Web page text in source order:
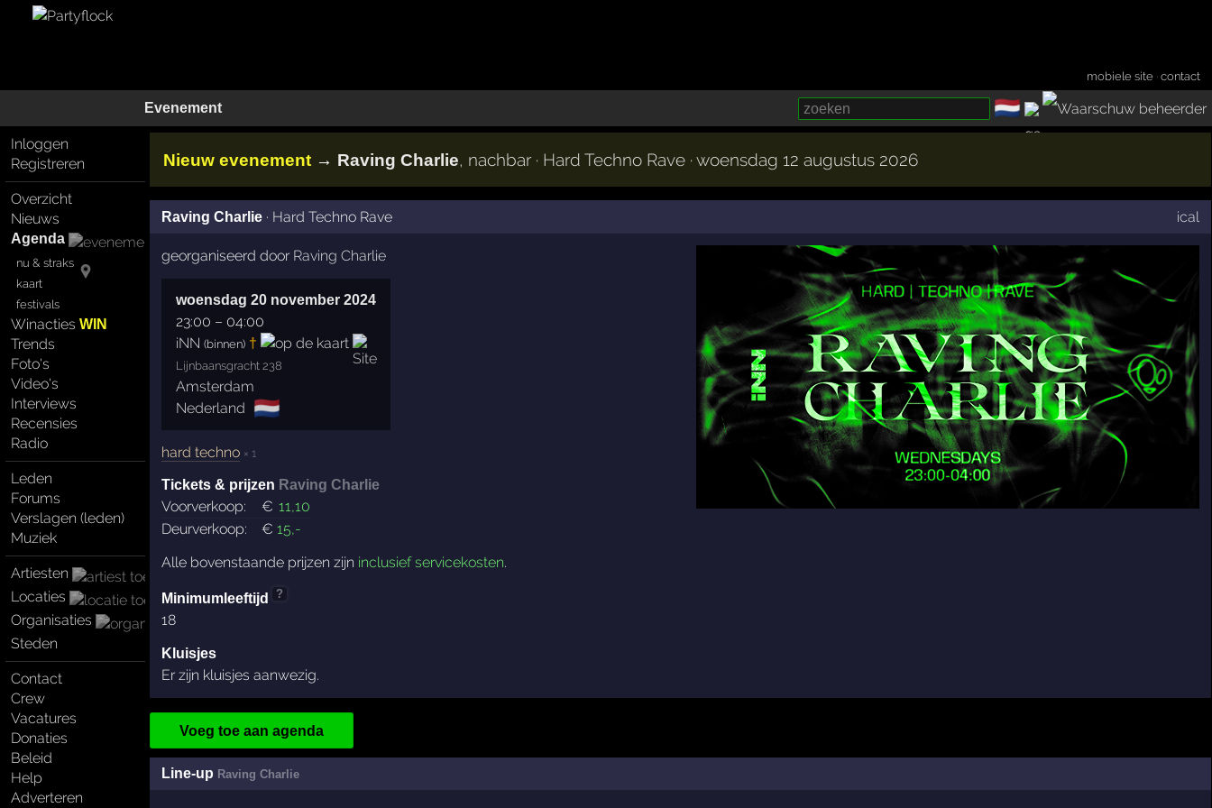
mobiele site ·contact
Evenement 🇳🇱
Inloggen
Registreren
Overzicht
Nieuws
Agenda
nu & straks
kaart
festivals
WinactiesWIN
Trends
Foto's
Video's
Interviews
Recensies
Radio
Leden
Forums
Verslagen (leden)
Muziek
Artiesten
Locaties
Organisaties
Steden
Contact
Crew
Vacatures
Donaties
Beleid
Help
Adverteren
Nieuw evenement → Raving Charlie, nachbar · Hard Techno Rave · woensdag 12 augustus 2026
Raving Charlie· Hard Techno Rave ical
georganiseerd door Raving Charlie
woensdag 20 november 2024
23:00 – 04:00
iNN (binnen) †
Lijnbaansgracht 238
Amsterdam
Nederland 🇳🇱
hard techno × 1
Tickets & prijzen Raving Charlie
Voorverkoop: € 11,10
Deurverkoop:
€ 15,-
Alle bovenstaande prijzen zijn inclusief servicekosten.
Minimumleeftijd ?
18
Kluisjes
Er zijn kluisjes aanwezig.
Voeg toe aan agenda
Line-up Raving Charlie